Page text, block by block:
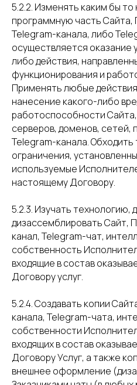
5.2.2. Изменять каким бы
программную часть
Telegram-канала, либо
осуществляется оказание
либо действия,
функционирования и
Применять любые
нанесение какого-либо
работоспособности
серверов, доменов, сетей,
Telegram-канала. Обходить
ограничения,
используемые
настоящему Договору.
5.2.3. Изучать технологию,
дизассемблировать Сайт,
канал, Telegram-чат,
собственность
входящие в состав
Договору услуг.
5.2.4. Создавать копии
канала, Telegram-чата,
собственности
входящих в состав
Договору Услуг, а также
внешнее оформление